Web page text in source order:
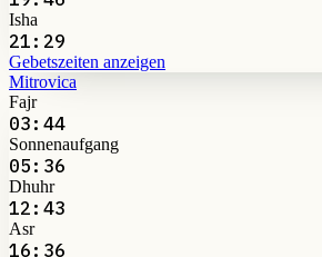
Isha
21:29
Gebetszeiten anzeigen
Mitrovica
Fajr
03:44
Sonnenaufgang
05:36
Dhuhr
12:43
Asr
16:36